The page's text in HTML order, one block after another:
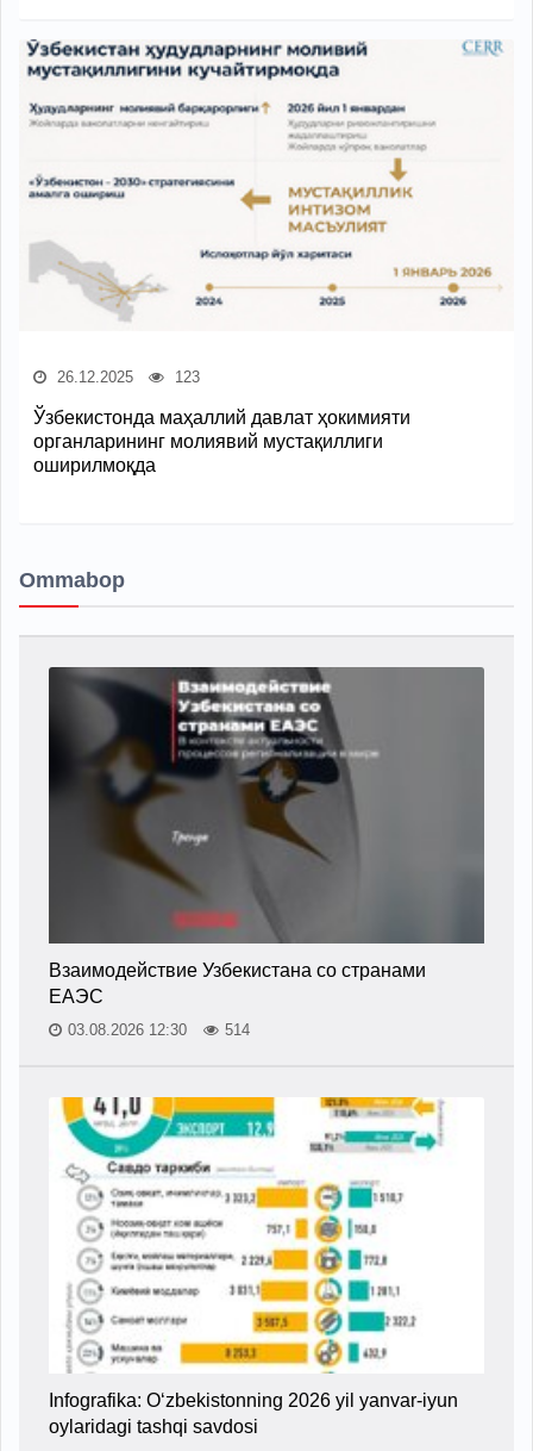
26.12.2025 123
Ўзбекистонда маҳаллий давлат ҳокимияти
органларининг молиявий мустақиллиги
оширилмоқда
Ommabop
Взаимодействие Узбекистана со странами
ЕАЭС
03.08.2026 12:30 514
Infografika: O‘zbekistonning 2026 yil yanvar-iyun
oylaridagi tashqi savdosi